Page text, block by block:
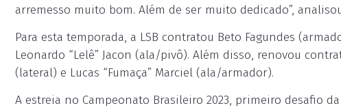
arremesso muito bom. Além de ser muito dedicado”,
Para esta temporada, a LSB contratou Beto Fagundes
Leonardo “Lelê” Jacon (ala/pivô). Além disso, renovou
(lateral) e Lucas “Fumaça” Marciel (ala/armador).
A estreia no Campeonato Brasileiro 2023, primeiro desafio